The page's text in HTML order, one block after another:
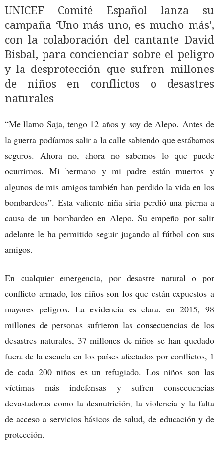
UNICEF Comité Español lanza su
campaña ‘Uno más uno, es mucho más’,
con la colaboración del cantante David
Bisbal, para concienciar sobre el peligro
y la desprotección que sufren millones
de niños en conflictos o desastres
naturales
“Me llamo Saja, tengo 12 años y soy de Alepo. Antes de
la guerra podíamos salir a la calle sabiendo que estábamos
seguros. Ahora no, ahora no sabemos lo que puede
ocurrirnos. Mi hermano y mi padre están muertos y
algunos de mis amigos también han perdido la vida en los
bombardeos”. Esta valiente niña siria perdió una pierna a
causa de un bombardeo en Alepo. Su empeño por salir
adelante le ha permitido seguir jugando al fútbol con sus
amigos.
En cualquier emergencia, por desastre natural o por
conflicto armado, los niños son los que están expuestos a
mayores peligros. La evidencia es clara: en 2015, 98
millones de personas sufrieron las consecuencias de los
desastres naturales, 37 millones de niños se han quedado
fuera de la escuela en los países afectados por conflictos, 1
de cada 200 niños es un refugiado. Los niños son las
víctimas más indefensas y sufren consecuencias
devastadoras como la desnutrición, la violencia y la falta
de acceso a servicios básicos de salud, de educación y de
protección.